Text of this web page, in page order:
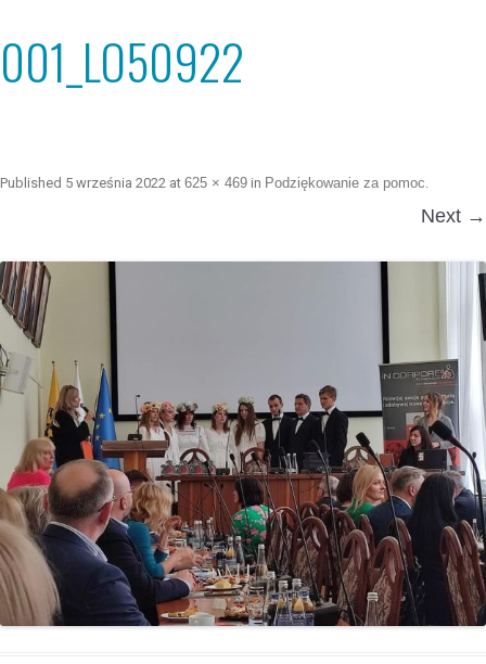
001_LO50922
Published 5 września 2022 at 625 × 469 in Podziękowanie za pomoc.
Next →